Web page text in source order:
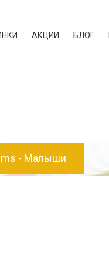
АКЦИИ БЛОГ
- Малыши